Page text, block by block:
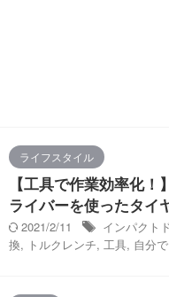
ライフスタイル
【工具で作業効率化！
ライバーを使ったタイ
2021/2/11 インパクト
換, トルクレンチ, 工具, 自分で